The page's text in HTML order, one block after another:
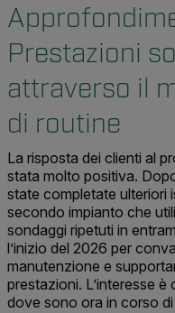
Prestazioni
attraverso il
di routine
La risposta dei clienti al
stata molto positiva.
state completate ulteriori
secondo impianto che
sondaggi ripetuti in
l’inizio del 2026 per
manutenzione e
prestazioni. L’interesse è
dove sono ora in corso